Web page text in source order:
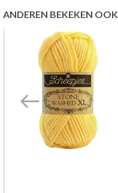
ANDEREN BEKEKEN OOK